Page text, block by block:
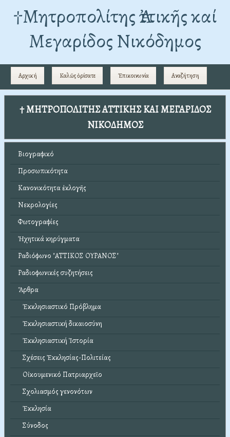
†Mητροπολίτης Ἀττικῆς καί
Μεγαρίδος Νικόδημος
Αρχική Καλῶς ὁρίσατε Ἐπικοινωνία Αναζήτηση
† ΜΗΤΡΟΠΟΛΙΤΗΣ ΑΤΤΙΚΗΣ ΚΑΙ ΜΕΓΑΡΙΔΟΣ
ΝΙΚΟΔΗΜΟΣ
Βιογραφικό
Προσωπικότητα
Κανονικότητα ἐκλογῆς
Νεκρολογίες
Φωτογραφίες
Ἠχητικά κηρύγματα
Ραδιόφωνο "ΑΤΤΙΚΟΣ ΟΥΡΑΝΟΣ"
Ραδιοφωνικές συζητήσεις
Ἄρθρα
Ἐκκλησιαστικό Πρόβλημα
Ἐκκλησιαστική δικαιοσύνη
Ἐκκλησιαστική Ἱστορία
Σχέσεις Ἐκκλησίας-Πολιτείας
Οἰκουμενικό Πατριαρχεῖο
Σχολιασμός γενονότων
Ἐκκλησία
Σύνοδος